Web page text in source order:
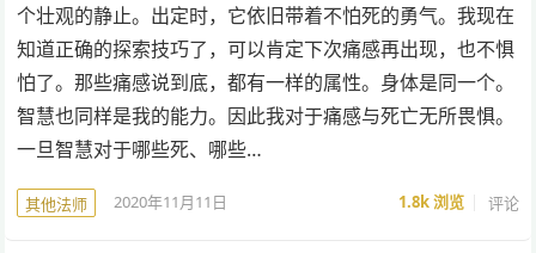
个壮观的静止。出定时，它依旧带着不怕死的勇气。我现在
知道正确的探索技巧了，可以肯定下次痛感再出现，也不惧
怕了。那些痛感说到底，都有一样的属性。身体是同一个。
智慧也同样是我的能力。因此我对于痛感与死亡无所畏惧。
一旦智慧对于哪些死、哪些…
其他法师 2020年11月11日 1.8k浏览 评论